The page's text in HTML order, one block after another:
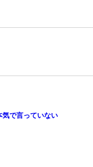
気で言っていない